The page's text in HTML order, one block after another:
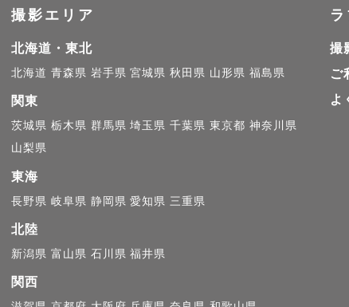
ども園に勤務しているため、基本撮影対応ができませ
なることが多いのでご了承ください。
日祝日のみ撮影対応となりますが、夏休みや冬休みの
な日があることも。。。
ご相談ください😊
割引】
方に限り、指名料を3,000円割引させていただきま
頼いただき、撮影詳細を決める中で「指名料割引」と
撮影エリア
北海道・東北
北海道 青森県 岩手県 宮城県 秋田県 山形県 福島県
関東
茨城県 栃木県 群馬県 埼玉県 千葉県 東京都 神奈川県
山梨県
東海
長野県 岐阜県 静岡県 愛知県 三重県
北陸
新潟県 富山県 石川県 福井県
関西
撮
ご
よ